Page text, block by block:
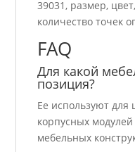
39031, размер,
количество точек
FAQ
Для какой
позиция?
Ее используют для
корпусных
мебельных